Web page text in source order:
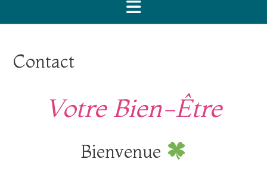
Contact
Votre Bien-Être
Bienvenue